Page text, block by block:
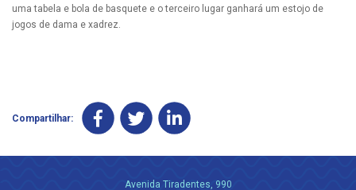
uma tabela e bola de basquete e o terceiro lugar ganhará um estojo de
jogos de dama e xadrez.
Compartilhar:
Avenida Tiradentes, 990